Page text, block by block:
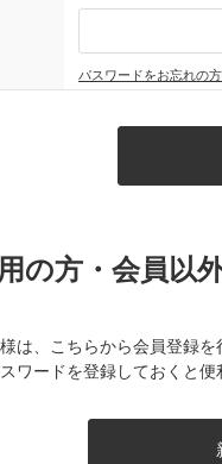
パスワードをお忘れの
の方・会員以
は、こちらから会員登録を
ワードを登録しておくと